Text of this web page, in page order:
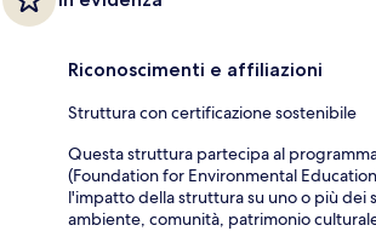
Riconoscimenti e affiliazioni
Struttura con certificazione sostenibile
Questa struttura partecipa al
(Foundation for Environmental
l'impatto della struttura su uno o più dei
ambiente, comunità, patrimonio